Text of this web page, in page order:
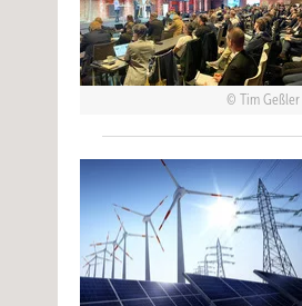
Tim Geßler